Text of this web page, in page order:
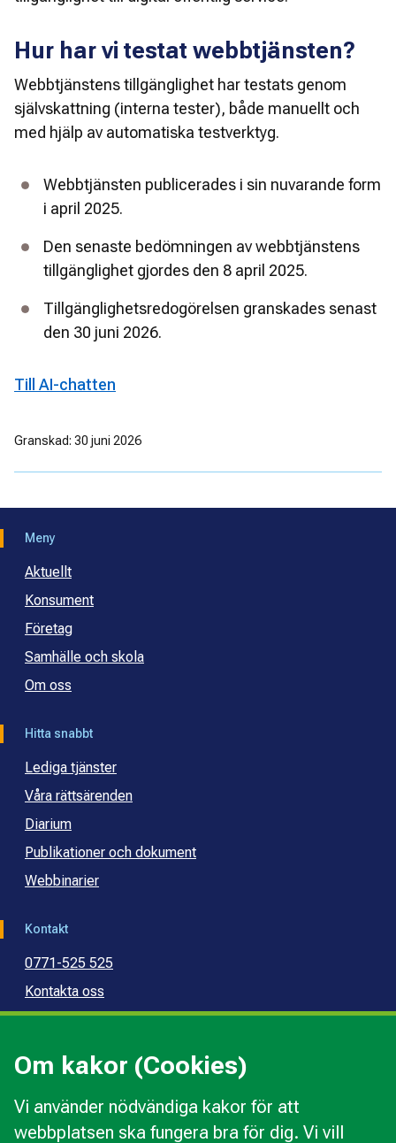
Om kakor (Cookies)
Vi använder nödvändiga kakor för att
webbplatsen ska fungera bra för dig. Vi vill
Hur har vi testat webbtjänsten?
Webbtjänstens tillgänglighet har testats genom
självskattning (interna tester), både manuellt och
med hjälp av automatiska testverktyg.
Webbtjänsten publicerades i sin nuvarande form
i april 2025.
Den senaste bedömningen av webbtjänstens
tillgänglighet gjordes den 8 april 2025.
Tillgänglighetsredogörelsen granskades senast
den 30 juni 2026.
Till AI-chatten
Granskad: 30 juni 2026
Meny
Aktuellt
Konsument
Företag
Samhälle och skola
Om oss
Hitta snabbt
Lediga tjänster
Våra rättsärenden
Diarium
Publikationer och dokument
Webbinarier
Kontakt
0771-525 525
Kontakta oss
Press
Kommunal budget- och skuldrådgivning